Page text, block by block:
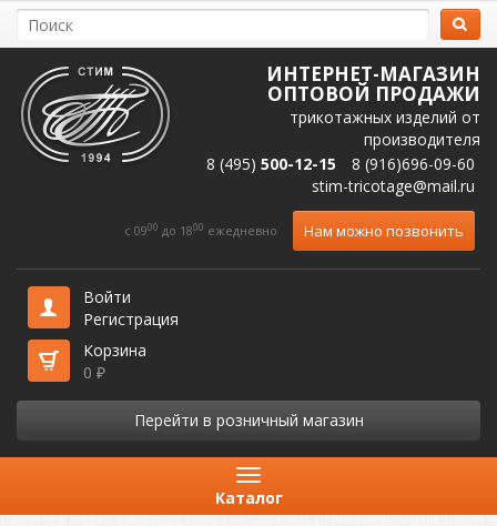
ИНТЕРНЕТ-МАГАЗИН
ОПТОВОЙ ПРОДАЖИ
трикотажных изделий от
производителя
8 (495) 500-12-15
8 (916)696-09-60
stim-tricotage@mail.ru
c 0900 до 1800 ежедневно Нам можно позвонить
Войти
Регистрация
Корзина
0 ₽
Перейти в розничный магазин
Каталог